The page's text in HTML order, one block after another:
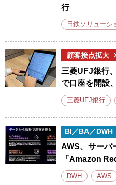
行
日鉄ソリューシ
顧客接点拡大
三菱UFJ銀行
で口座を開設
三菱UFJ銀行
BI／BA／DWH
AWS、サーバ
「Amazon
DWH AWS